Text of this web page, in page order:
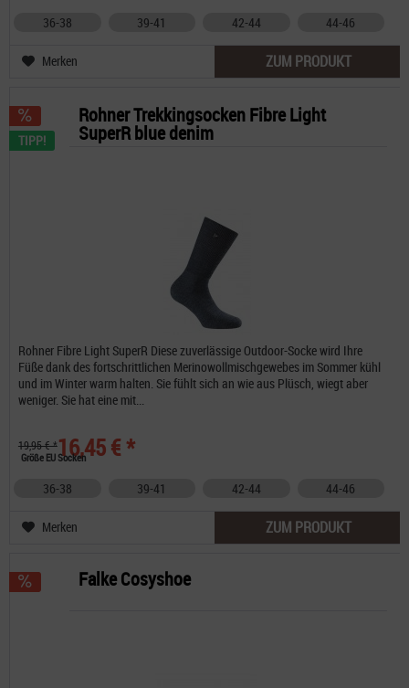
36-38 39-41 42-44 44-46
Merken ZUM PRODUKT
TIPP!
Rohner Fibre Light SuperR Diese zuverlässige Outdoor-Socke wird Ihre
Füße dank des fortschrittlichen Merinowollmischgewebes im Sommer kühl
und im Winter warm halten. Sie fühlt sich an wie aus Plüsch, wiegt aber
weniger. Sie hat eine mit...
16,45 € *
19,95 € *
Rohner Trekkingsocken Fibre Light
SuperR blue denim
Größe EU Socken
36-38 39-41 42-44 44-46
Merken ZUM PRODUKT
Falke Cosyshoe